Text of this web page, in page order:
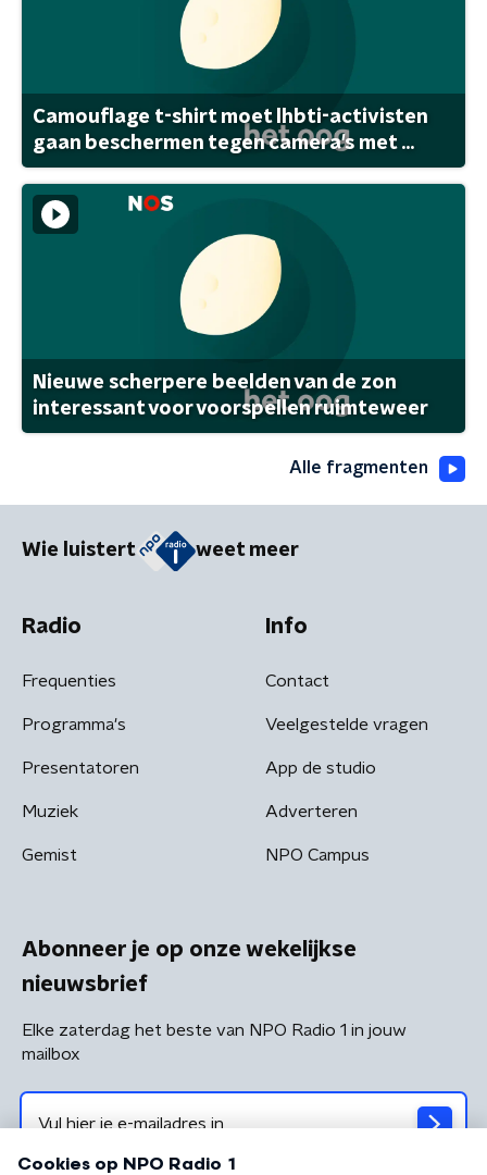
Camouflage t-shirt moet lhbti-activisten
gaan beschermen tegen camera's met ...
Nieuwe scherpere beelden van de zon
interessant voor voorspellen ruimteweer
Alle fragmenten
Wie luistert weet meer
Radio
Frequenties
Programma's
Presentatoren
Muziek
Gemist
Info
Contact
Veelgestelde vragen
App de studio
Adverteren
NPO Campus
Abonneer je op onze wekelijkse
nieuwsbrief
Elke zaterdag het beste van NPO Radio 1 in jouw
mailbox